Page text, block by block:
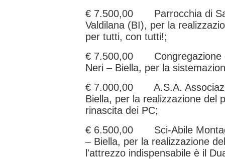
€ 7.500,00 Parrocchia di
Valdilana (BI), per la
per tutti, con tutti!;
€ 7.500,00 Congregazione
Neri – Biella, per la
€ 7.000,00 A.S.A.
Biella, per la realizzazione del
rinascita dei PC;
€ 6.500,00 Sci-Abile
– Biella, per la realizzazione
l'attrezzo indispensabile è il